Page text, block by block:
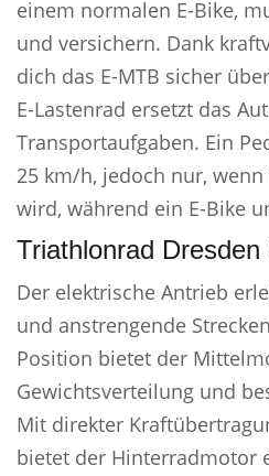
einem normalen E-Bike,
und versichern. Dank
dich das E-MTB sicher
E-Lastenrad ersetzt das
Transportaufgaben. Ein
25 km/h, jedoch nur,
wird, während ein E-Bike
Triathlonrad
Der elektrische Antrieb
und anstrengende
Position bietet der
Gewichtsverteilung und
Mit direkter
bietet der Hinterradmotor